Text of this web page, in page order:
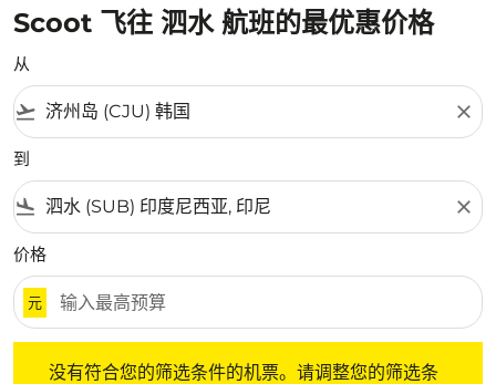
Scoot 飞往 泗水 航班的最优惠价格
从
flight_takeoff close
到
flight_land close
价格
元
没有符合您的筛选条件的机票。请调整您的筛选条